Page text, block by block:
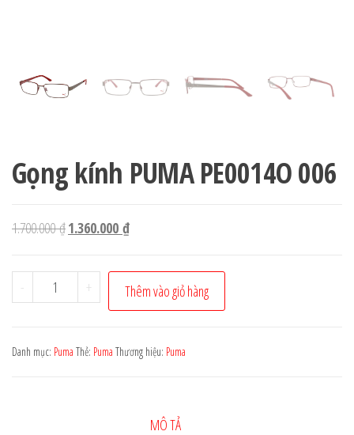
Gọng kính PUMA PE0014O 006
1.700.000₫Giá
là:
1.700.000 ₫.
1.360.000 ₫Giá
tại
là:
1.360.000 ₫.
-
Gọng
kính
PE0014O
+ Thêm vào giỏ hàng
Danh mục: Puma Thẻ: Puma Thương hiệu: Puma
MÔ TẢ